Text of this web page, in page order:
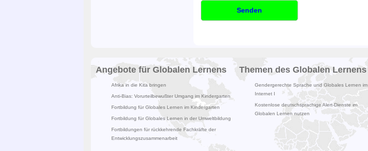
Senden
Angebote für Globalen Lernens
Afrika in die Kita bringen
Anti-Bias: Vorurteilbewußter Umgang im Kindergarten
Fortbildung für Globales Lernen im Kindergarten
Fortbildung für Globales Lernen in der Umweltbildung
Fortbildungen für rückkehrende Fachkräfte der
Entwicklungszusammenarbeit
Themen des Globalen Lernens
Gendergerechte Sprache und Globales Lernen im
Internet I
Kostenlose deutschsprachige Alert-Dienste im
Globalen Lernen nutzen